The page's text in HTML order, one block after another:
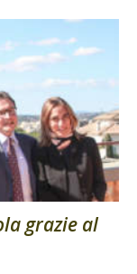
grazie al